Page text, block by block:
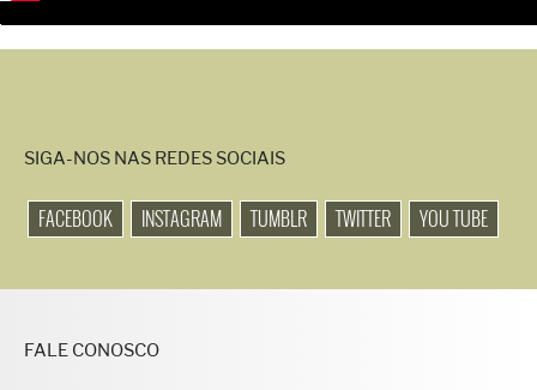
SIGA-NOS NAS REDES SOCIAIS
FACEBOOK INSTAGRAM TUMBLR TWITTER YOU TUBE
FALE CONOSCO